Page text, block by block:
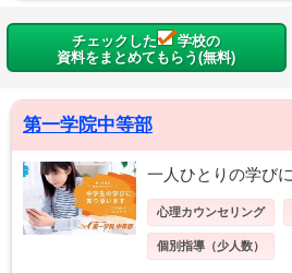
チェックした
学校の
資料をまとめてもらう(無料)
第一学院中等部
一人ひとりの学び
心理カウンセリング
個別指導（少人数）